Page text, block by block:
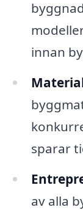
innan
sparar
av alla